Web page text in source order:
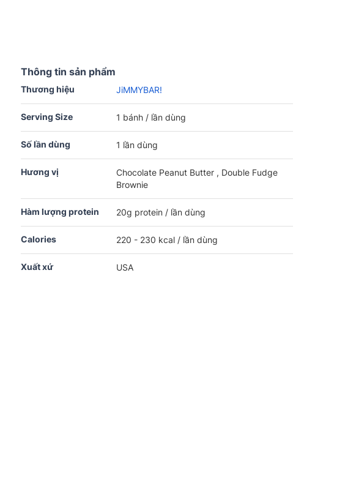
Thông tin sản phẩm
Thương hiệu JiMMYBAR!
Serving Size 1 bánh / lần dùng
Số lần dùng 1 lần dùng
Hương vị
Chocolate Peanut Butter , Double Fudge
Brownie
Hàm lượng protein 20g protein / lần dùng
Calories 220 - 230 kcal / lần dùng
Xuất xứ USA